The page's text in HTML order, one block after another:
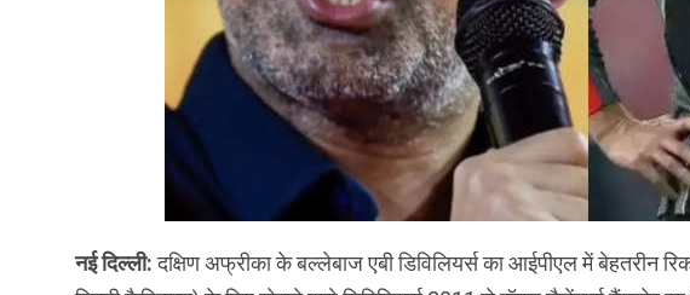
नई दिल्ली:दक्षिण अफ्रीका के बल्लेबाज एबी डिविलियर्स का आईपीएल में बेहतरीन